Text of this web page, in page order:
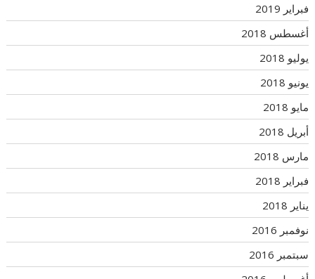
فبراير 2019
أغسطس 2018
يوليو 2018
يونيو 2018
مايو 2018
أبريل 2018
مارس 2018
فبراير 2018
يناير 2018
نوفمبر 2016
سبتمبر 2016